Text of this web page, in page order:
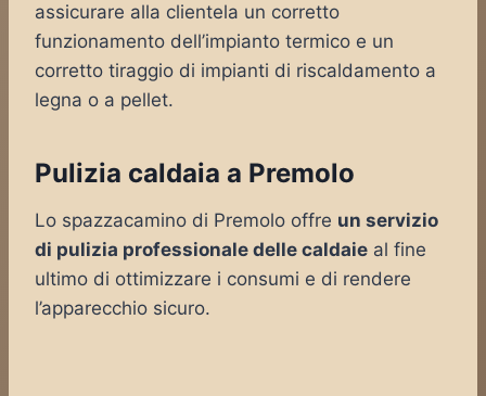
assicurare alla clientela un corretto
funzionamento dell’impianto termico e un
corretto tiraggio di impianti di riscaldamento a
legna o a pellet.
Pulizia caldaia a Premolo
Lo spazzacamino di Premolo offre un servizio
di pulizia professionale delle caldaie al fine
ultimo di ottimizzare i consumi e di rendere
l’apparecchio sicuro.